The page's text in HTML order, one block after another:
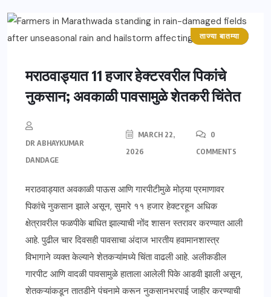
महाराष्ट्र
ताज्या बातम्या
मराठवाड्यात 11 हजार हेक्टरवरील पिकांचे
नुकसान; अवकाळी पावसामुळे शेतकरी चिंतेत
DR ABHAYKUMAR
DANDAGE
MARCH 22,
2026
0
COMMENTS
मराठवाड्यात अवकाळी पाऊस आणि गारपीटीमुळे मोठ्या प्रमाणावर
पिकांचे नुकसान झाले असून, सुमारे ११ हजार हेक्टरहून अधिक
क्षेत्रावरील फळपीके बाधित झाल्याची नोंद शासन स्तरावर करण्यात आली
आहे. पुढील चार दिवसही पावसाचा अंदाज भारतीय हवामानशास्त्र
विभागाने व्यक्त केल्याने शेतकऱ्यांमध्ये चिंता वाढली आहे. अलीकडील
गारपीट आणि वादळी पावसामुळे हाताला आलेली पिके आडवी झाली असून,
शेतकऱ्यांकडून तातडीने पंचनामे करून नुकसानभरपाई जाहीर करण्याची